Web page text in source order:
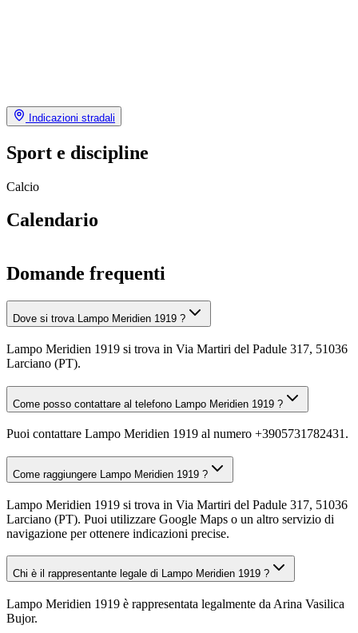
Indicazioni stradali
Sport e discipline
Calcio
Calendario
Domande frequenti
Dove si trova Lampo Meridien 1919 ?
Lampo Meridien 1919 si trova in Via Martiri del Padule 317, 51036
Larciano (PT).
Come posso contattare al telefono Lampo Meridien 1919 ?
Puoi contattare Lampo Meridien 1919 al numero +3905731782431.
Come raggiungere Lampo Meridien 1919 ?
Lampo Meridien 1919 si trova in Via Martiri del Padule 317, 51036
Larciano (PT). Puoi utilizzare Google Maps o un altro servizio di
navigazione per ottenere indicazioni precise.
Chi è il rappresentante legale di Lampo Meridien 1919 ?
Lampo Meridien 1919 è rappresentata legalmente da Arina Vasilica
Bujor.